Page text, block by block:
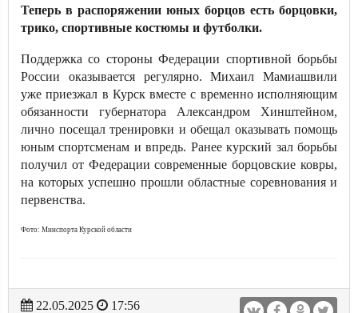
Теперь в распоряжении юных борцов есть борцовки,
трико, спортивные костюмы и футболки.
Поддержка со стороны Федерации спортивной борьбы
России оказывается регулярно. Михаил Мамиашвили
уже приезжал в Курск вместе с временно исполняющим
обязанности губернатора Александром Хинштейном,
лично посещал тренировки и обещал оказывать помощь
юным спортсменам и впредь. Ранее курский зал борьбы
получил от Федерации современные борцовские ковры,
на которых успешно прошли областные соревнования и
первенства.
Фото: Минспорта Курской области
22.05.2025
17:56